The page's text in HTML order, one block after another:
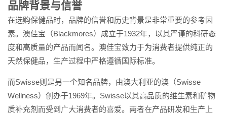
品牌背景与信誉
在选购保健品时，品牌的信誉和历史背景是非常重要的参考因
素。澳佳宝（Blackmores）成立于1932年，以其严谨的科研态
度和高质量的产品而闻名。澳佳宝致力于为消费者提供纯正的
天然保健品，生产过程中严格遵循国际标准。
而Swisse则是另一个知名品牌，由澳大利亚的澳（Swisse
Wellness）创办于1969年。Swisse以其高品质的维生素和矿物
质补充剂而受到广大消费者的喜爱。两者在产品研发和生产上